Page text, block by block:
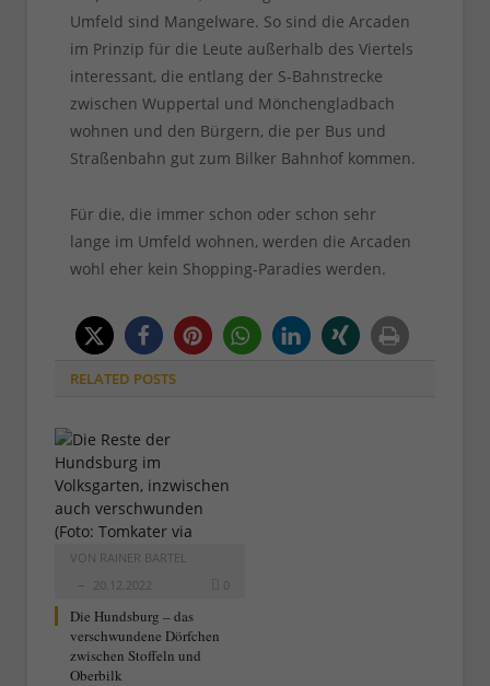
Umfeld sind Mangelware. So sind die Arcaden
im Prinzip für die Leute außerhalb des Viertels
interessant, die entlang der S-Bahnstrecke
zwischen Wuppertal und Mönchengladbach
wohnen und den Bürgern, die per Bus und
Straßenbahn gut zum Bilker Bahnhof kommen.
Für die, die immer schon oder schon sehr
lange im Umfeld wohnen, werden die Arcaden
wohl eher kein Shopping-Paradies werden.
RELATED POSTS
VON RAINER BARTEL
20.12.2022
0
Die Hundsburg – das
verschwundene Dörfchen
zwischen Stoffeln und
Oberbilk